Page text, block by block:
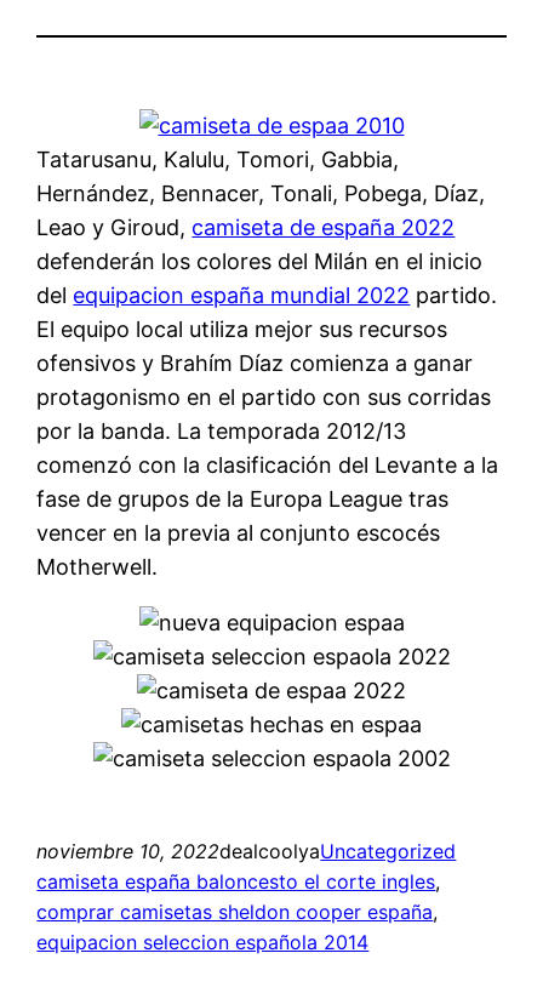
Tatarusanu, Kalulu, Tomori, Gabbia,
Hernández, Bennacer, Tonali, Pobega, Díaz,
Leao y Giroud, camiseta de españa 2022
defenderán los colores del Milán en el inicio
del equipacion españa mundial 2022 partido.
El equipo local utiliza mejor sus recursos
ofensivos y Brahím Díaz comienza a ganar
protagonismo en el partido con sus corridas
por la banda. La temporada 2012/13
comenzó con la clasificación del Levante a la
fase de grupos de la Europa League tras
vencer en la previa al conjunto escocés
Motherwell.
noviembre 10, 2022dealcoolyaUncategorized
camiseta españa baloncesto el corte ingles
comprar camisetas sheldon cooper españa
equipacion seleccion española 2014